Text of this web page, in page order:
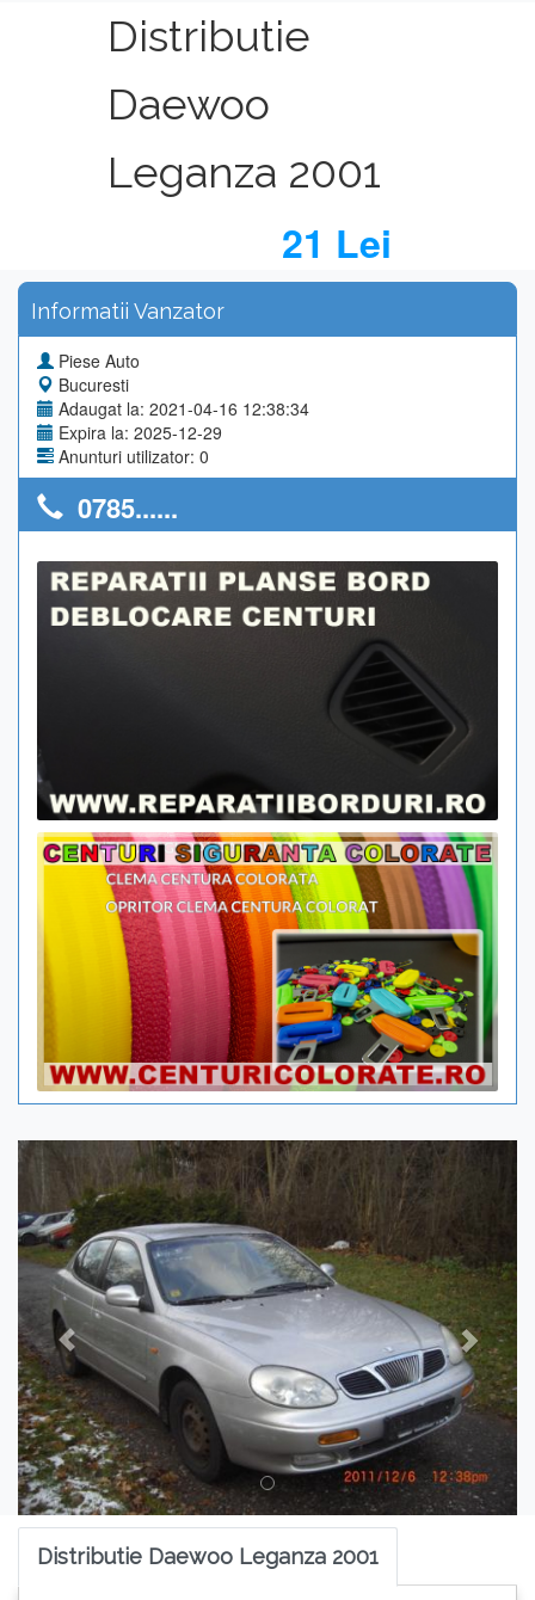
Distributie
Daewoo
Leganza 2001
21 Lei
Informatii Vanzator
Piese Auto
Bucuresti
Adaugat la: 2021-04-16 12:38:34
Expira la: 2025-12-29
Anunturi utilizator: 0
0785......
Previous
Distributie Daewoo Leganza 2001